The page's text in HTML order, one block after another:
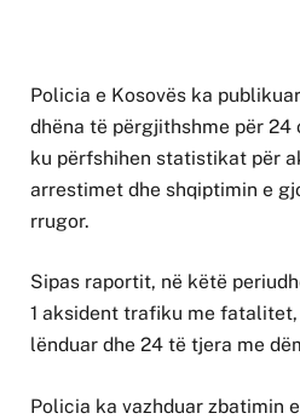
Policia e Kosovës ka
dhëna të përgjithshme për 24
ku përfshihen statistikat për
arrestimet dhe shqiptimin e
rrugor.
Sipas raportit, në këtë
1 aksident trafiku me
lënduar dhe 24 të tjera me
Policia ka vazhduar zbatimin